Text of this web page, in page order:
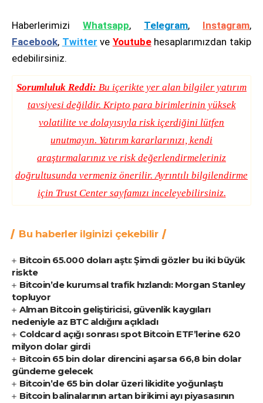
Haberlerimizi Whatsapp, Telegram, Instagram,
Facebook, Twitter ve Youtubehesaplarımızdan takip
edebilirsiniz.
Sorumluluk Reddi: Bu içerikte yer alan bilgiler yatırım
tavsiyesi değildir. Kripto para birimlerinin yüksek
volatilite ve dolayısıyla risk içerdiğini lütfen
unutmayın. Yatırım kararlarınızı, kendi
araştırmalarınız ve risk değerlendirmeleriniz
doğrultusunda vermeniz önerilir. Ayrıntılı bilgilendirme
için Trust Centersayfamızı inceleyebilirsiniz.
Bu haberler ilginizi çekebilir
Bitcoin 65.000 doları aştı: Şimdi gözler bu iki büyük
riskte
Bitcoin’de kurumsal trafik hızlandı: Morgan Stanley
topluyor
Alman Bitcoin geliştiricisi, güvenlik kaygıları
nedeniyle az BTC aldığını açıkladı
Coldcard açığı sonrası spot Bitcoin ETF’lerine 620
milyon dolar girdi
Bitcoin 65 bin dolar direncini aşarsa 66,8 bin dolar
gündeme gelecek
Bitcoin’de 65 bin dolar üzeri likidite yoğunlaştı
Bitcoin balinalarının artan birikimi ayı piyasasının